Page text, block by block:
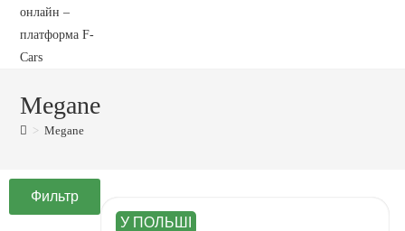
Megane
> Megane
Фильтр
У ПОЛЬШІ